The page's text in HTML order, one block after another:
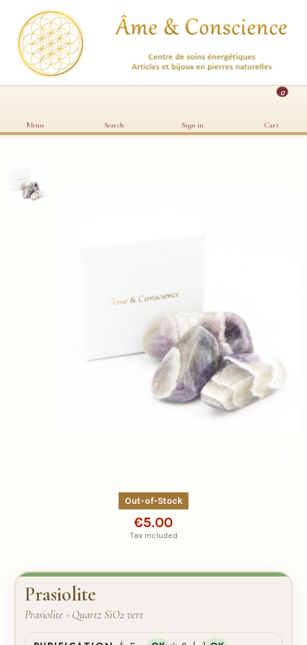
Menu Search Sign in
0
Cart
Out-of-Stock
€5.00
Tax included
Prasiolite
Prasiolite - Quartz SiO2 vert